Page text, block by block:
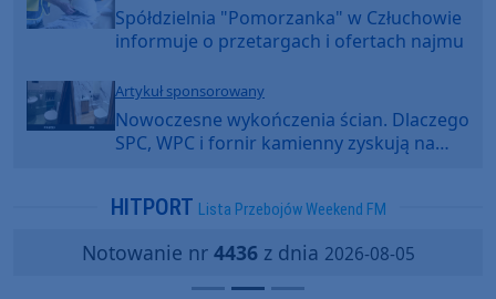
Spółdzielnia "Pomorzanka" w Człuchowie
informuje o przetargach i ofertach najmu
Artykuł sponsorowany
Nowoczesne wykończenia ścian. Dlaczego
SPC, WPC i fornir kamienny zyskują na
HITPORT Lista Przebojów Weekend FM
Notowanie nr 4436z dnia 2026-08-05